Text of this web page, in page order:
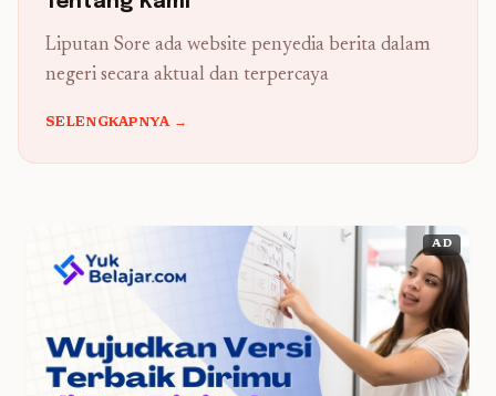
Liputan Sore ada website penyedia berita dalam
negeri secara aktual dan terpercaya
SELENGKAPNYA →
AD